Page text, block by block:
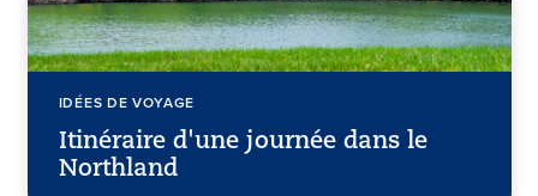
IDÉES DE VOYAGE
Itinéraire d'une journée dans le
Northland